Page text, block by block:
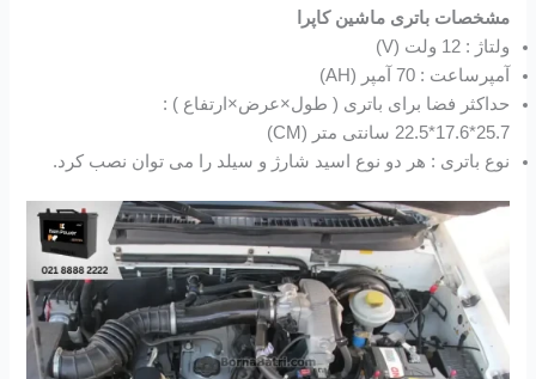
مشخصات باتری ماشین کاپرا
ولتاژ : 12 ولت (V)
آمپرساعت : 70 آمپر (AH)
حداکثر فضا برای باتری ( طول×عرض×ارتفاع ) :
25.7*17.6*22.5 سانتی متر (CM)
نوع باتری : هر دو نوع اسید شارژ و سیلد را می توان نصب کرد.